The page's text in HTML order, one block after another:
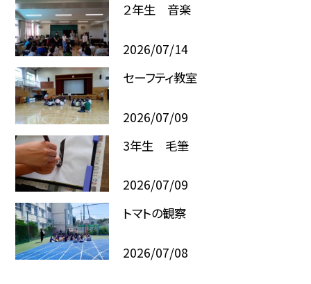
２年生 音楽
2026/07/14
セーフティ教室
2026/07/09
3年生 毛筆
2026/07/09
トマトの観察
2026/07/08